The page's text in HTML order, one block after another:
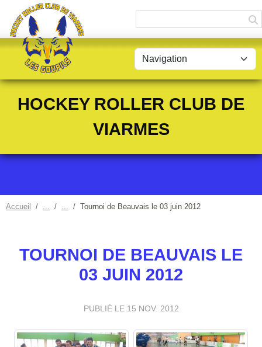
HOCKEY ROLLER CLUB DE
VIARMES
Accueil Tournoi de Beauvais le 03 juin 2012
TOURNOI DE BEAUVAIS LE
03 JUIN 2012
PUBLIÉ LE 15 NOV. 2012
Panneau de gestion des cookies